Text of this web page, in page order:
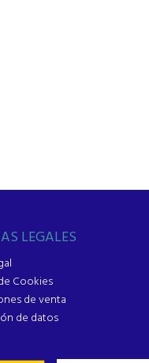
LEGALES
Cookies
de venta
de datos